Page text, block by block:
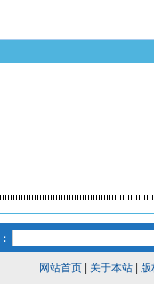
网站首页| 关于本站| 版